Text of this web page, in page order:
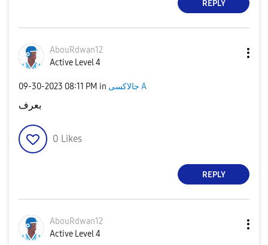
REPLY
AbouRdwan12
Active Level 4
‎09-30-2023 08:11 PM in جالاكسى A
بعرف
0 Likes
REPLY
AbouRdwan12
Active Level 4